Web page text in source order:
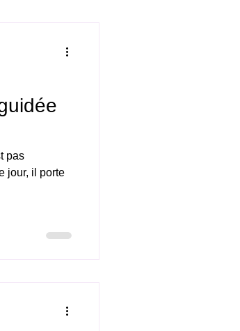
pas
jour, il porte